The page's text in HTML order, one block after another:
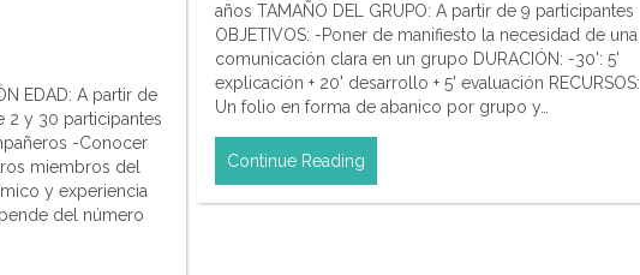
años TAMAÑO DEL GRUPO: A partir de 9 participantes
OBJETIVOS: -Poner de manifiesto la necesidad de una
comunicación clara en un grupo DURACIÓN: -30': 5'
explicación + 20' desarrollo + 5' evaluación RECURSOS:
Un folio en forma de abanico por grupo y…
Continue Reading
EDAD: A partir de
2 y 30 participantes
-Conocer
miembros del
y experiencia
del número